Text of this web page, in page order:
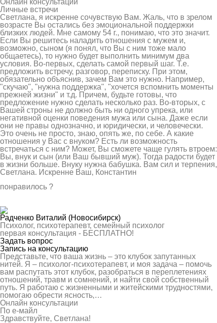
Личные встречи
Светлана, я искренне сочувствую Вам. Жаль, что в зрелом
возрасте Вы остались без эмоциональной поддержки
близких людей. Мне самому 54 г., понимаю, что это значит.
Если Вы решитесь наладить отношения с мужем и,
возможно, сыном (я понял, что Вы с ним тоже мало
общаетесь), то нужно будет выполнить минимум два
условия. Во-первых, сделать самой первый шаг. Т.е.
предложить встречу, разговор, переписку. При этом,
обязательно объяснив, зачем Вам это нужно. Например,
"скучаю", "нужна поддержка", "хочется вспомнить моменты
прежней жизни" и т.д. Причем, будьте готовы, что
предложение нужно сделать несколько раз. Во-вторых, с
Вашей строны не должно быть ни одного упрека, или
негативной оценки поведения мужа или сына. Даже если
они не правы однозначно, и юридически, и человечески.
Это очень не просто, знаю, опять же, по себе. А какие
отношения у Вас с внуком? Есть ли возможность
встречаться с ним? Может, Вы сможете чаще гулять втроем:
Вы, внук и сын (или Ваш бывший муж). Тогда радости будет
в жизни больше. Внуку нужна бабушка. Вам сил и терпения,
Светлана. Искренне Ваш, Константин
понравилось ?
Радченко Виталий (Новосибирск)
Психолог, психотерапевт, семейный психолог
первая консультация - БЕСПЛАТНО!
Задать вопрос
Запись на консультацию
Представьте, что ваша жизнь – это клубок запутанных
нитей. Я – психолог-психотерапевт, и моя задача – помочь
вам распутать этот клубок, разобраться в переплетениях
отношений, травм и сомнений, и найти свой собственный
путь. Я работаю с жизненными и житейскими трудностями,
помогаю обрести ясность,…
Онлайн консультации
По е-майл
Здравствуйте, Светлана!